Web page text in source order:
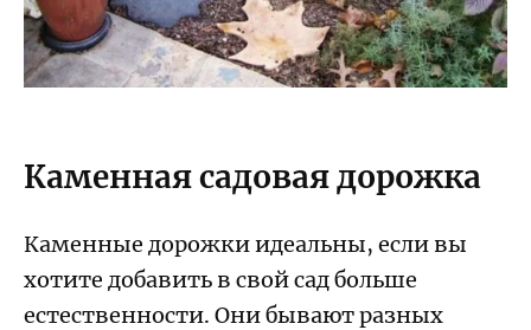
Каменная садовая дорожка
Каменные дорожки идеальны, если вы
хотите добавить в свой сад больше
естественности. Они бывают разных